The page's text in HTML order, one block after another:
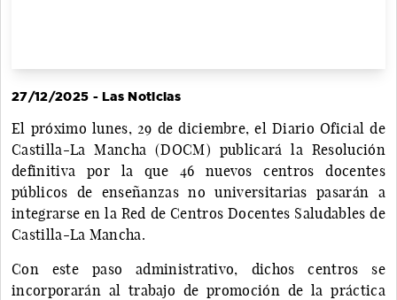
27/12/2025 - Las Noticias
El próximo lunes, 29 de diciembre, el Diario Oficial de
Castilla-La Mancha (DOCM) publicará la Resolución
definitiva por la que 46 nuevos centros docentes
públicos de enseñanzas no universitarias pasarán a
integrarse en la Red de Centros Docentes Saludables de
Castilla-La Mancha.
Con este paso administrativo, dichos centros se
incorporarán al trabajo de promoción de la práctica